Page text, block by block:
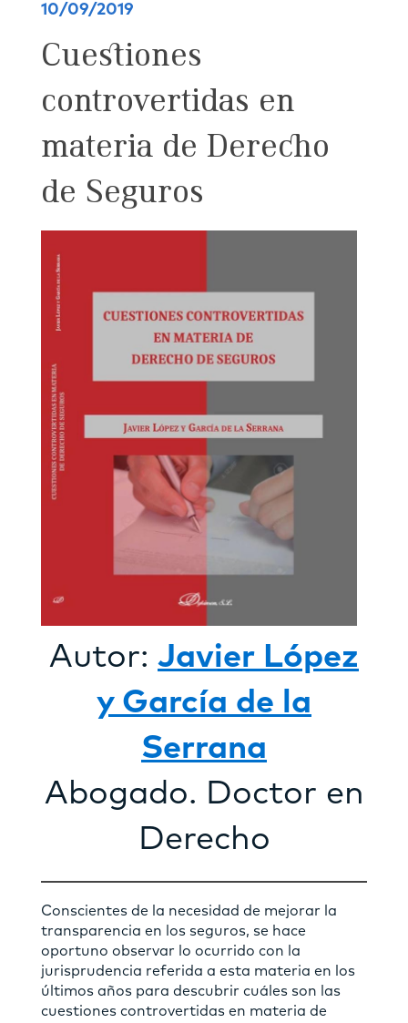
10/09/2019
Cuestiones
controvertidas en
materia de Derecho
de Seguros
Autor: Javier López
y García de la
Serrana
Abogado. Doctor en
Derecho
Conscientes de la necesidad de mejorar la
transparencia en los seguros, se hace
oportuno observar lo ocurrido con la
jurisprudencia referida a esta materia en los
últimos años para descubrir cuáles son las
cuestiones controvertidas en materia de